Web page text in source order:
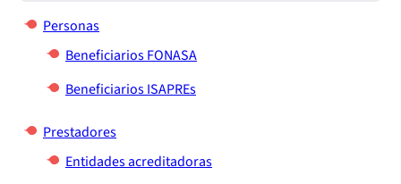
Beneficiarios FONASA
Prestadores institucionales
Entidades acreditadoras
Entidades certificadoras
Personas
Beneficiarios FONASA
Beneficiarios ISAPREs
Prestadores
Entidades acreditadoras